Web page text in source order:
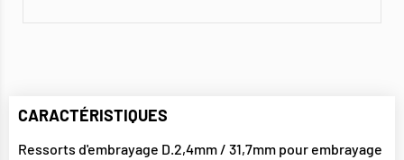
CARACTÉRISTIQUES
Ressorts d'embrayage D.2,4mm / 31,7mm pour embrayage